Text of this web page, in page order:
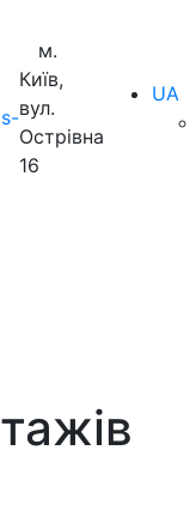
м.
Київ,
вул.
Острівна
16
UA